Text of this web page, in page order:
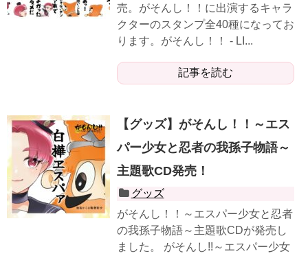
売。がそんし！！に出演するキャラ
クターのスタンプ全40種になってお
ります。がそんし！！ - LI...
記事を読む
【グッズ】がそんし！！～エス
パー少女と忍者の我孫子物語～
主題歌CD発売！
グッズ
がそんし！！～エスパー少女と忍者
の我孫子物語～主題歌CDが発売し
ました。 がそんし!!～エスパー少女